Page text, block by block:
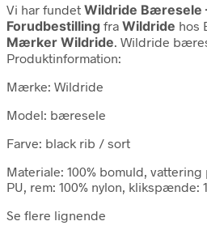
Vi har fundet Wildride Bæresele
Forudbestilling fra Wildride hos
Mærker Wildride. Wildride
Produktinformation:
Mærke: Wildride
Model: bæresele
Farve: black rib / sort
Materiale: 100% bomuld,
PU, rem: 100% nylon, klikspænde:
Se flere lignende